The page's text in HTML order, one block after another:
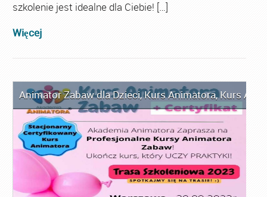
szkolenie jest idealne dla Ciebie! […]
Więcej
Animator Zabaw dla Dzieci,Kurs Animatora,Kurs